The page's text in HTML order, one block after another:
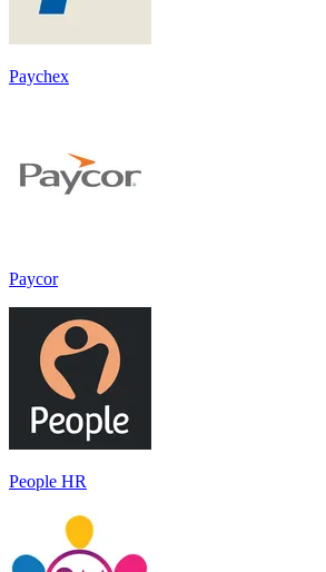
Paychex
Paycor
People HR